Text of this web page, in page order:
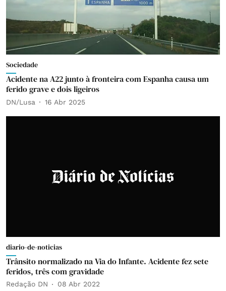
Sociedade
Acidente na A22 junto à fronteira com Espanha causa um
ferido grave e dois ligeiros
DN/Lusa 16 Abr 2025
diario-de-noticias
Trânsito normalizado na Via do Infante. Acidente fez sete
feridos, três com gravidade
Redação DN 08 Abr 2022